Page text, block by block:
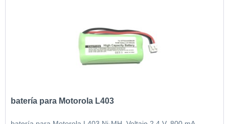
batería para Motorola L403